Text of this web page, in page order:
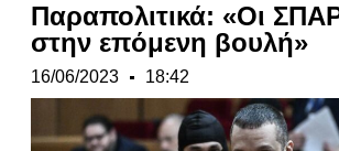
Παραπολιτικά: «Οι
στην επόμενη βουλή»
16/06/2023 18:42